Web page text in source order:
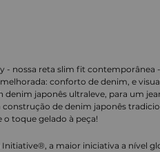
- nossa reta slim fit contemporânea
conforto de denim, e
japonês ultraleve, para um
de denim japonês
o toque gelado à peça!
a maior iniciativa a nível